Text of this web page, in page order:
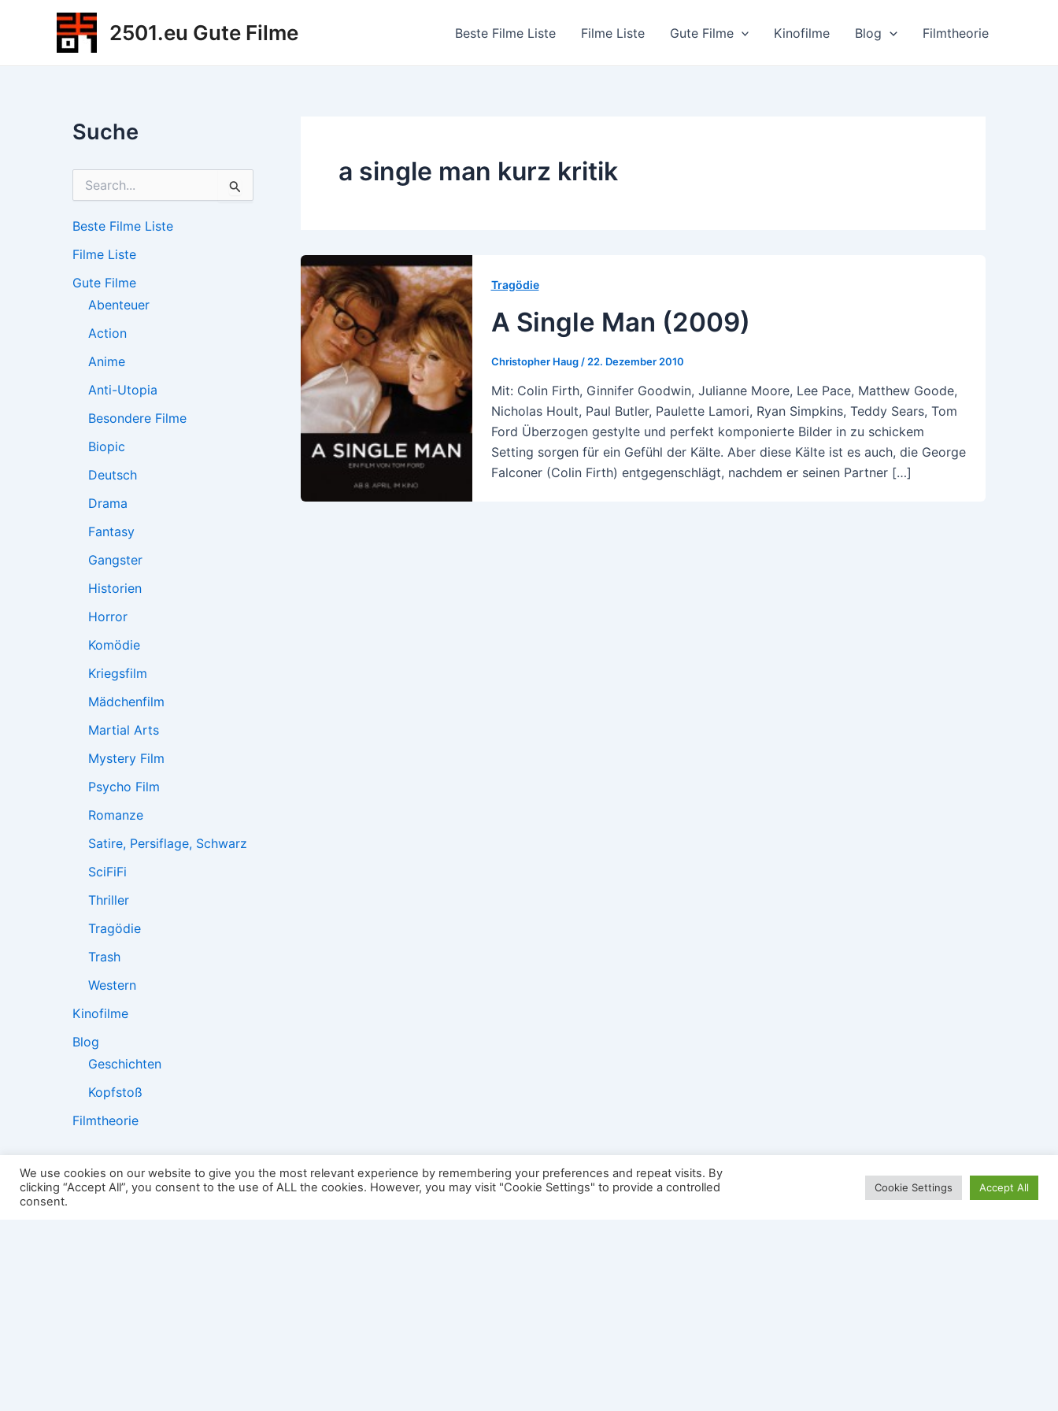
2501.eu Gute Filme Beste Filme Liste Filme Liste Gute Filme Kinofilme Blog Filmtheorie
Suche
h
n
a
Beste Filme Liste
Filme Liste
Gute Filme
Abenteuer
Action
Anime
Anti-Utopia
Besondere Filme
Biopic
Deutsch
Drama
Fantasy
Gangster
Historien
Horror
Komödie
Kriegsfilm
Mädchenfilm
Martial Arts
Mystery Film
Psycho Film
Romanze
Satire, Persiflage, Schwarz
SciFiFi
Thriller
Tragödie
Trash
Western
Kinofilme
Blog
Geschichten
Kopfstoß
Filmtheorie
a single man kurz kritik
Tragödie
A Single Man (2009)
Christopher Haug / 22. Dezember 2010
Mit: Colin Firth, Ginnifer Goodwin, Julianne Moore, Lee Pace, Matthew Goode,
Nicholas Hoult, Paul Butler, Paulette Lamori, Ryan Simpkins, Teddy Sears, Tom
Ford Überzogen gestylte und perfekt komponierte Bilder in zu schickem
Setting sorgen für ein Gefühl der Kälte. Aber diese Kälte ist es auch, die George
Falconer (Colin Firth) entgegenschlägt, nachdem er seinen Partner […]
2501:
We use cookies on our website to give you the most relevant experience by remembering your preferences and repeat visits. By
clicking “Accept All”, you consent to the use of ALL the cookies. However, you may visit "Cookie Settings" to provide a controlled
consent.
Cookie Settings Accept All